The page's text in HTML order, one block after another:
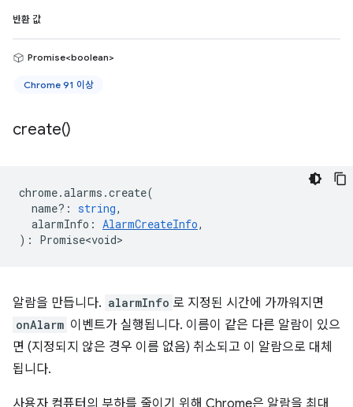
반환 값
Promise<boolean>
Chrome 91 이상
create()
chrome.alarms .create(
name? : string,
alarmInfo : AlarmCreateInfo,
) : Promise<void>
알람을 만듭니다. alarmInfo 로 지정된 시간에 가까워지면
onAlarm 이벤트가 실행됩니다. 이름이 같은 다른 알람이 있으
면 (지정되지 않은 경우 이름 없음) 취소되고 이 알람으로 대체
됩니다.
사용자 컴퓨터의 부하를 줄이기 위해 Chrome은 알람을 최대